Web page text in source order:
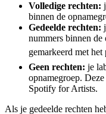
Volledige rechten:
binnen de
Gedeelde rechten:
nummers binnen de
gemarkeerd met het
Geen rechten: je
opnamegroep.
Spotify for Artists.
Als je gedeelde rechten